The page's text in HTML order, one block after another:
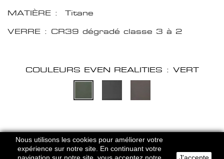
MATIÈRE : Titane
VERRE : CR39 dégradé classe 3 à 2
COULEURS EVEN REALITIES : VERT
MENTIONS LEGALES
Nous utilisons les cookies pour améliorer votre
expérience sur notre site. En continuant votre